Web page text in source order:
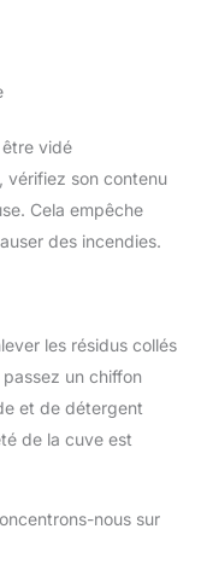
vidé
vérifiez son contenu
Cela empêche
des incendies.
les résidus collés
un chiffon
et de détergent
de la cuve est
nous sur